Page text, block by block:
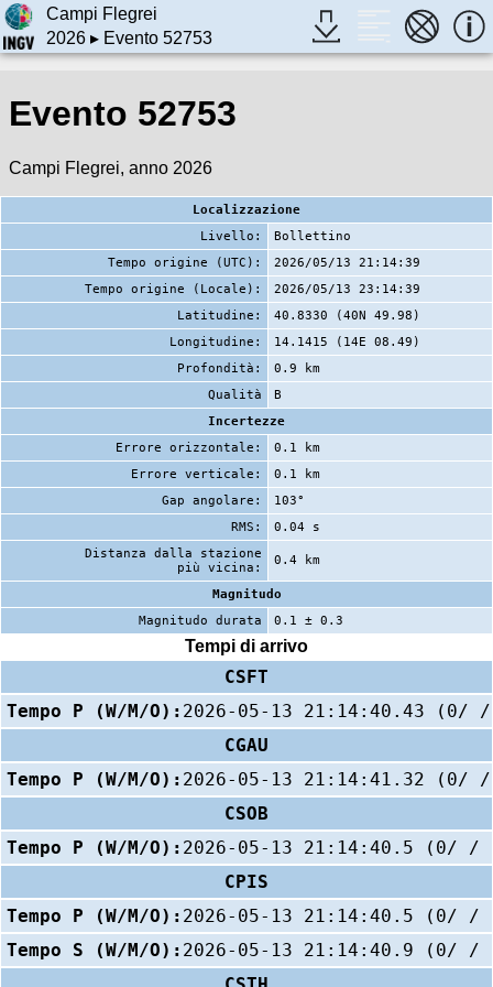
Campi Flegrei
2026▸ Evento 52753
Evento 52753
Campi Flegrei, anno 2026
Localizzazione
Livello:
Bollettino
Tempo origine (UTC):
2026/05/13 21:14:39
Tempo origine (Locale):
2026/05/13 23:14:39
Latitudine:
40.8330 (40N 49.98)
Longitudine:
14.1415 (14E 08.49)
Profondità:
0.9 km
Qualità
B
Incertezze
Errore orizzontale:
0.1 km
Errore verticale:
0.1 km
Gap angolare:
103°
RMS:
0.04 s
Distanza dalla stazione
più vicina:
0.4 km
Magnitudo
Magnitudo durata
0.1 ± 0.3
Tempi di arrivo
CSFT
Tempo P (W/M/O): 2026-05-13 21:14:40.43 (0/
CGAU
Tempo P (W/M/O): 2026-05-13 21:14:41.32 (0/
CSOB
Tempo P (W/M/O): 2026-05-13 21:14:40.5 (0/ /
CPIS
Tempo P (W/M/O): 2026-05-13 21:14:40.5 (0/ /
Tempo S (W/M/O): 2026-05-13 21:14:40.9 (0/ /